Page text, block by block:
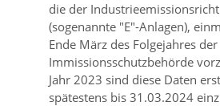
die der
(sogenannte E -Anlagen),
Ende März des Folgejahres
Immissionsschutzbehörde
Jahr 2023 sind diese Daten
spätestens bis 31.03.2024